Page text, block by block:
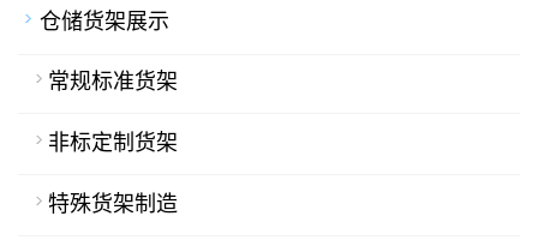
仓储货架展示
常规标准货架
非标定制货架
特殊货架制造